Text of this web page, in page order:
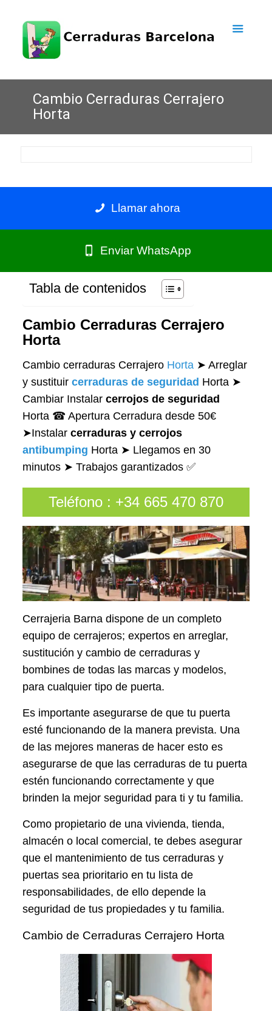
Cambio Cerraduras Cerrajero
Horta
Llamar ahora
Enviar WhatsApp
Tabla de contenidos
Cambio Cerraduras Cerrajero
Horta
Cambio cerraduras Cerrajero Horta ➤ Arreglar
y sustituircerraduras de seguridad Horta ➤
Cambiar Instalarcerrojos de seguridad
Horta ☎ Apertura Cerradura desde 50€
➤Instalarcerraduras y cerrojos
antibumping Horta ➤ Llegamos en 30
minutos ➤ Trabajos garantizados ✅
Teléfono : +34 665 470 870
Cerrajeria Barna dispone de un completo
equipo de cerrajeros; expertos en arreglar,
sustitución y cambio de cerraduras y
bombines de todas las marcas y modelos,
para cualquier tipo de puerta.
Es importante asegurarse de que tu puerta
esté funcionando de la manera prevista. Una
de las mejores maneras de hacer esto es
asegurarse de que las cerraduras de tu puerta
estén funcionando correctamente y que
brinden la mejor seguridad para ti y tu familia.
Como propietario de una vivienda, tienda,
almacén o local comercial, te debes asegurar
que el mantenimiento de tus cerraduras y
puertas sea prioritario en tu lista de
responsabilidades, de ello depende la
seguridad de tus propiedades y tu familia.
Cambio de Cerraduras Cerrajero Horta